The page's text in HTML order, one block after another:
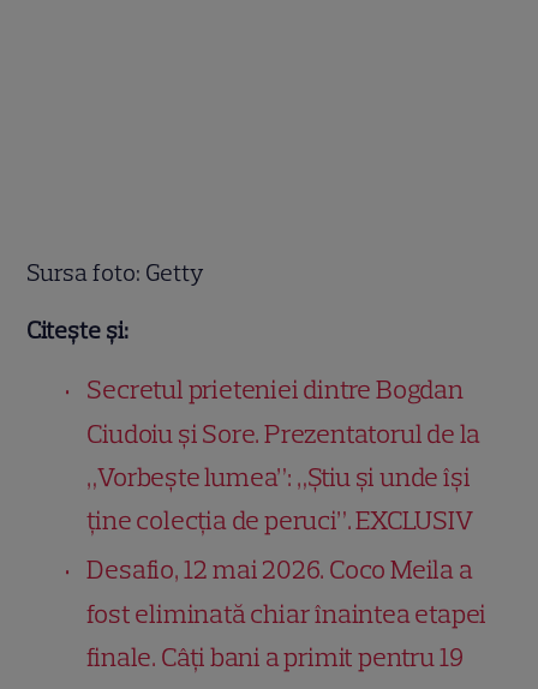
Sursa foto: Getty
Citește și:
Secretul prieteniei dintre Bogdan
Ciudoiu și Sore. Prezentatorul de la
„Vorbește lumea”: „Știu și unde își
ține colecția de peruci”. EXCLUSIV
Desafio, 12 mai 2026. Coco Meila a
fost eliminată chiar înaintea etapei
finale. Câți bani a primit pentru 19